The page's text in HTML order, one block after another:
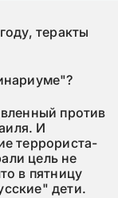
теракты
против
И
террориста-
цель не
в пятницу
дети.